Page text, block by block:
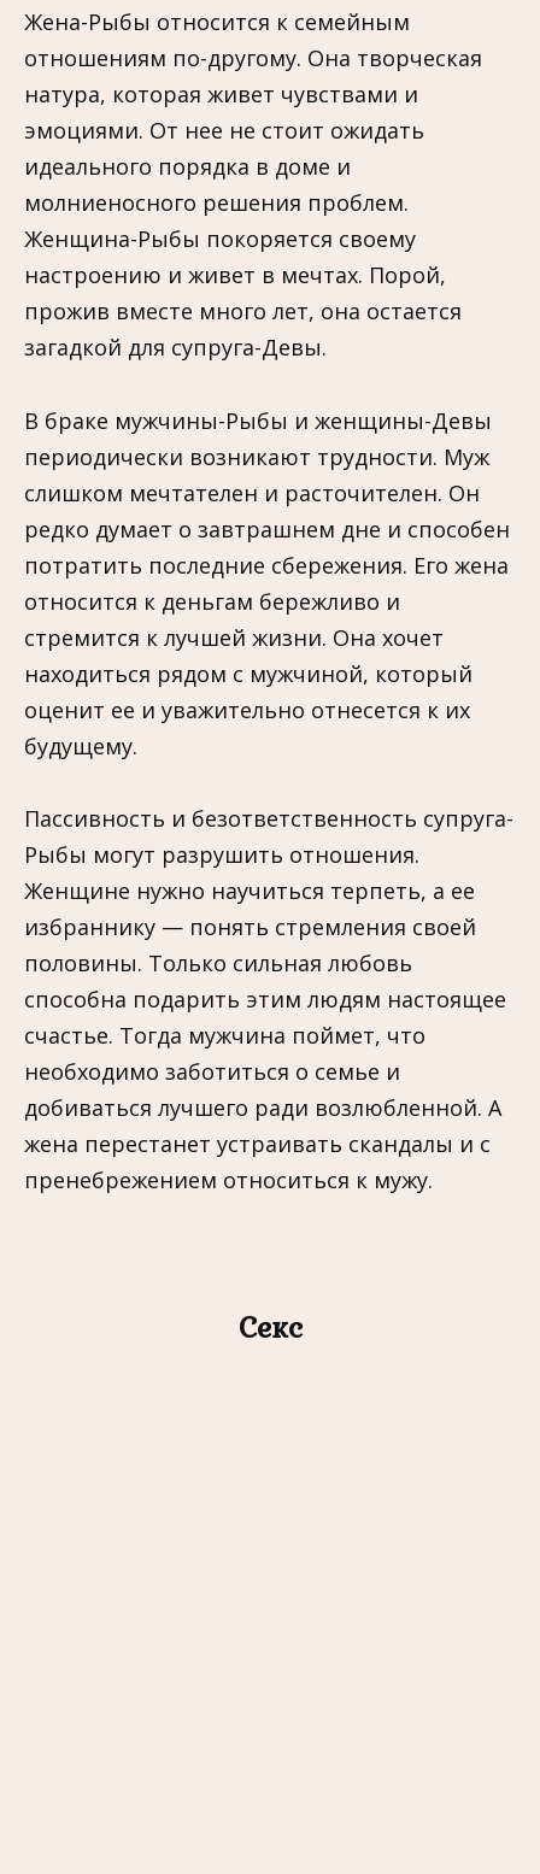
Жена-Рыбы относится к семейным
отношениям по-другому. Она творческая
натура, которая живет чувствами и
эмоциями. От нее не стоит ожидать
идеального порядка в доме и
молниеносного решения проблем.
Женщина-Рыбы покоряется своему
настроению и живет в мечтах. Порой,
прожив вместе много лет, она остается
загадкой для супруга-Девы.
В браке мужчины-Рыбы и женщины-Девы
периодически возникают трудности. Муж
слишком мечтателен и расточителен. Он
редко думает о завтрашнем дне и способен
потратить последние сбережения. Его жена
относится к деньгам бережливо и
стремится к лучшей жизни. Она хочет
находиться рядом с мужчиной, который
оценит ее и уважительно отнесется к их
будущему.
Пассивность и безответственность супруга-
Рыбы могут разрушить отношения.
Женщине нужно научиться терпеть, а ее
избраннику — понять стремления своей
половины. Только сильная любовь
способна подарить этим людям настоящее
счастье. Тогда мужчина поймет, что
необходимо заботиться о семье и
добиваться лучшего ради возлюбленной. А
жена перестанет устраивать скандалы и с
пренебрежением относиться к мужу.
Секс